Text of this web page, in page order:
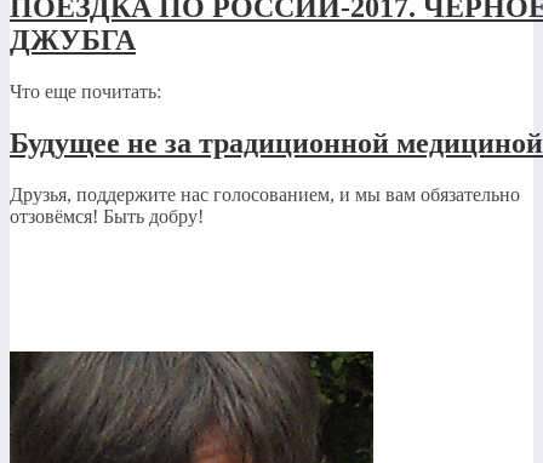
ПОЕЗДКА ПО РОССИИ-2017.
ДЖУБГА
Что еще почитать:
Будущее не за традиционной медициной
Друзья, поддержите нас голосованием, и мы вам обязательно
отзовёмся! Быть добру!